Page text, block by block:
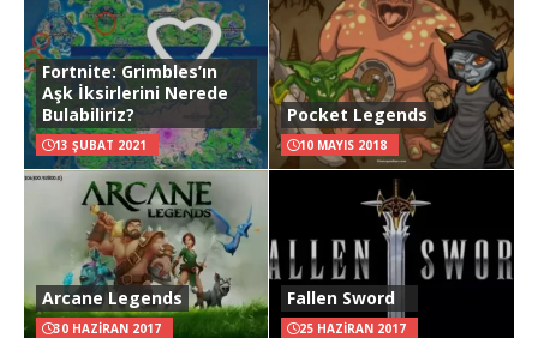
Fortnite: Grimbles’ın
Aşk İksirlerini Nerede
Bulabiliriz?
13 ŞUBAT 2021
Pocket Legends
10 MAYIS 2018
Arcane Legends
30 HAZIRAN 2017
Fallen Sword
25 HAZIRAN 2017